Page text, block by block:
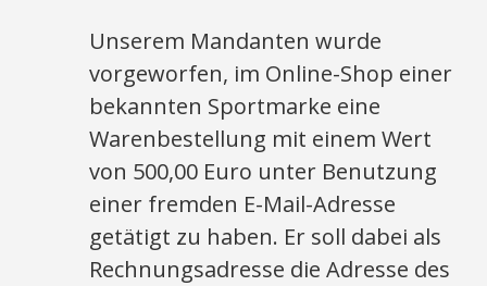
Unserem Mandanten wurde
vorgeworfen, im Online-Shop einer
bekannten Sportmarke eine
Warenbestellung mit einem Wert
von 500,00 Euro unter Benutzung
einer fremden E-Mail-Adresse
getätigt zu haben. Er soll dabei als
Rechnungsadresse die Adresse des